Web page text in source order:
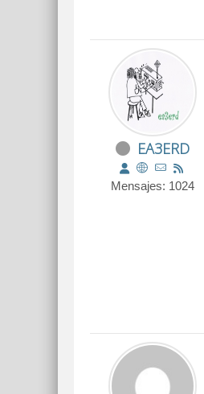
EA3ERD
Mensajes: 1024